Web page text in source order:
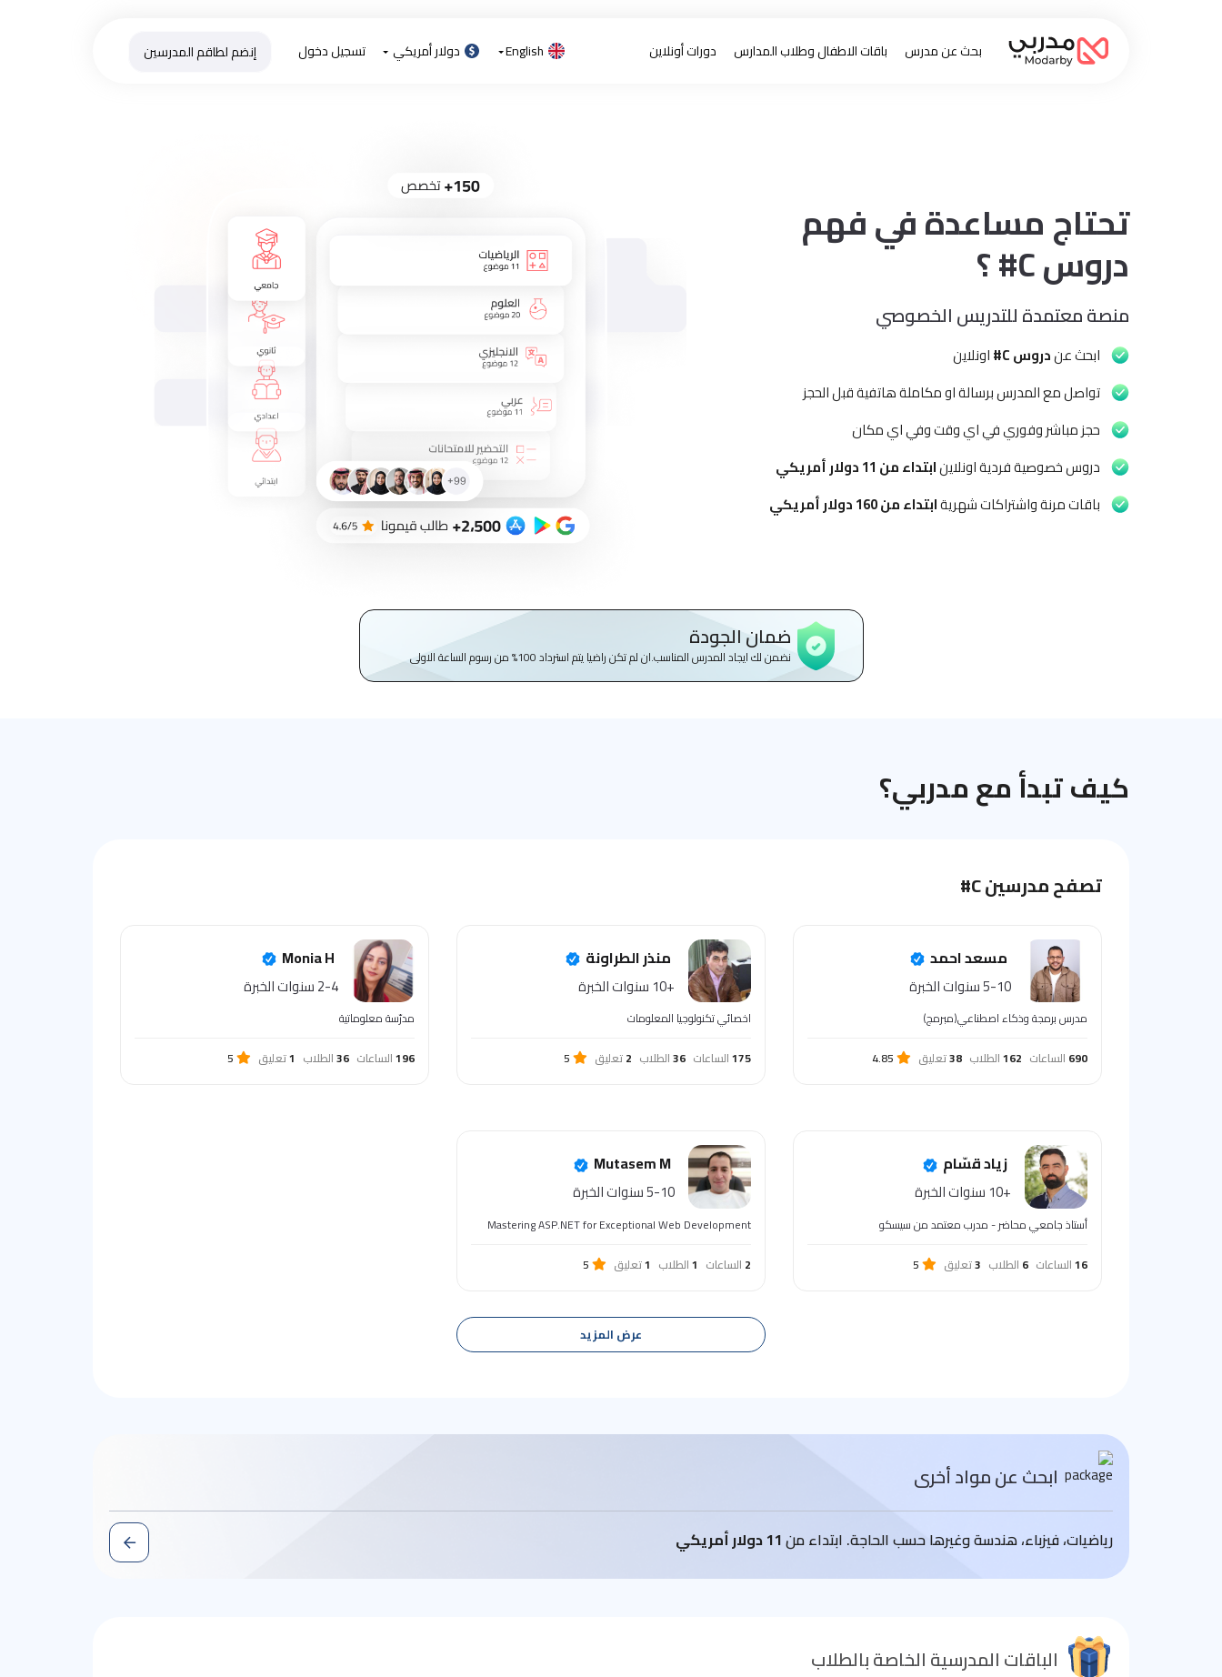
بحث عن مدرس باقات الاطفال وطلاب المدارس دورات أونلاين English دولار أمريكي تسجيل دخول إنضم لطاقم المدرسين
تحتاج مساعدة في فهم
دروس C# ؟
منصة معتمدة للتدريس الخصوصي
ابحث عندروس C#
اونلاين
تواصل مع المدرس برسالة او مكاملة هاتفية قبل الحجز
حجز مباشر وفوري في اي وقت وفي اي مكان
دروس خصوصية فردية اونلاينابتداء من 11 دولار أمريكي
باقات مرنة واشتراكات شهريةابتداء من160 دولار أمريكي
ضمان الجودة
نضمن لك ايجاد المدرس المناسب.ان لم تكن راضيا يتم استرداد 100% من رسوم الساعة الاولى
كيف تبدأ مع مدربي؟
تصفح مدرسين C#
مسعد احمد
5-10 سنوات الخبرة
مدرس برمجة وذكاء اصطناعي(مبرمج)
690 الساعات 162الطلاب 38تعليق 4.85
منذر الطراونة
+10 سنوات الخبرة
اخصائي تكنولوجيا المعلومات
175الساعات 36الطلاب 2تعليق 5
Monia H
2-4 سنوات الخبرة
مدرّسة معلوماتية
196الساعات 36الطلاب 1تعليق 5
زياد قسّام
+10 سنوات الخبرة
أستاذ جامعي محاضر - مدرب معتمد من سيسكو
16الساعات 6 الطلاب 3تعليق 5
Mutasem M
5-10 سنوات الخبرة
Mastering ASP.NET for Exceptional Web Development
2 الساعات 1الطلاب 1تعليق 5
عرض المزيد
ابحث عن مواد أخرى
رياضيات، فيزباء، هندسة وغيرها حسب الحاجة. ابتداء من11 دولار أمريكي
الباقات المدرسية الخاصة بالطلاب